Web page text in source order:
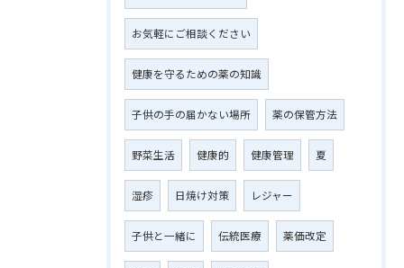
お気軽にご相談ください
健康を守るための薬の知識
子供の手の届かない場所 薬の保管方法
野菜生活 健康的 健康管理 夏
湿疹 日焼け対策 レジャー
子供と一緒に 伝統医療 薬価改定